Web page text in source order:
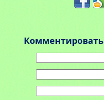
Комментировать